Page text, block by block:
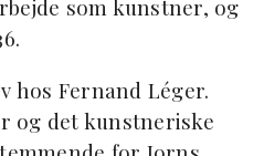
som kunstner, og
hos Fernand Léger.
og det kunstneriske